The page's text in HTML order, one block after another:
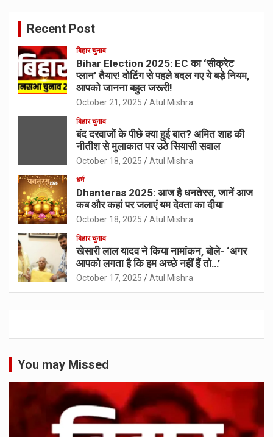
Recent Post
बिहार चुनाव
Bihar Election 2025: EC का ‘सीक्रेट
प्लान’ तैयार! वोटिंग से पहले बदल गए ये बड़े नियम,
आपको जानना बहुत जरूरी!
October 21, 2025 Atul Mishra
बिहार चुनाव
बंद दरवाजों के पीछे क्या हुई बात? अमित शाह की
नीतीश से मुलाकात पर उठे सियासी सवाल
October 18, 2025 Atul Mishra
धर्म
Dhanteras 2025: आज है धनतेरस, जानें आज
कब और कहां पर जलाएं यम देवता का दीया
October 18, 2025 Atul Mishra
बिहार चुनाव
खेसारी लाल यादव ने किया नामांकन, बोले- ‘अगर
आपको लगता है कि हम अच्छे नहीं हैं तो…’
October 17, 2025 Atul Mishra
You may Missed